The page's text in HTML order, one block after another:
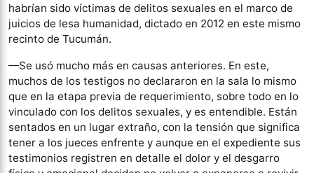
habrían sido víctimas de delitos sexuales en el marco de
juicios de lesa humanidad, dictado en 2012 en este mismo
recinto de Tucumán.
—Se usó mucho más en causas anteriores. En este,
muchos de los testigos no declararon en la sala lo mismo
que en la etapa previa de requerimiento, sobre todo en lo
vinculado con los delitos sexuales, y es entendible. Están
sentados en un lugar extraño, con la tensión que significa
tener a los jueces enfrente y aunque en el expediente sus
testimonios registren en detalle el dolor y el desgarro